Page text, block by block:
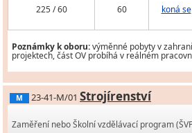
225 / 60 60 koná se
Poznámky k oboru:výměnné pobyty v
projektech, část OV probíhá v reálném
M 23-41-M/01 Strojírenství
Zaměření nebo Školní vzdělávací program